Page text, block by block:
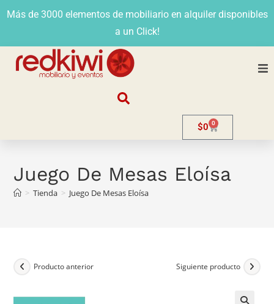
Más de 3000 elementos de mobiliario en alquiler disponibles
a un Click!
Contacto
$0 0
Juego De Mesas Eloísa
> Tienda > Juego De Mesas Eloísa
Producto anterior Siguiente producto